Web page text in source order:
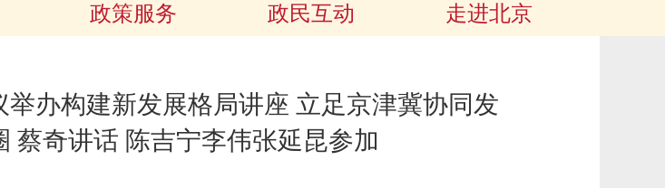
政策服务 政民互动 走进北京
办构建新发展格局讲座 立足京津冀协同发
蔡奇讲话 陈吉宁李伟张延昆参加